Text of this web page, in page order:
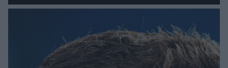
odrzutowcem to dopiero
początek!